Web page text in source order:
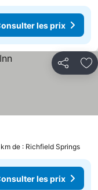
les prix
Partager
de : Richfield Springs
les prix